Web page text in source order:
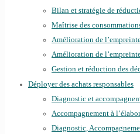
Bilan et stratégie de
Maîtrise des
Amélioration de
Amélioration de
Gestion et réduction des
Déployer des achats responsables
Diagnostic et
Accompagnement à
Diagnostic,